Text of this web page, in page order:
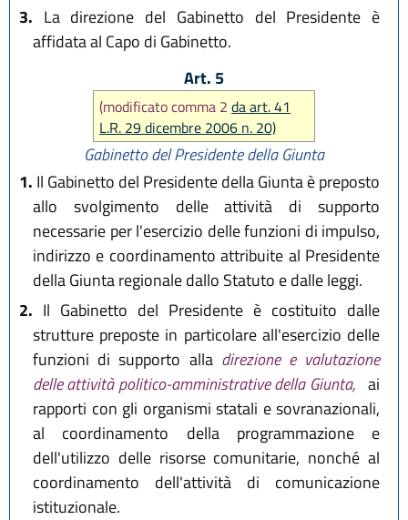
3. La direzione del Gabinetto del Presidente è
affidata al Capo di Gabinetto.
Art. 5
(modificato comma 2da art. 41
L.R. 29 dicembre 2006 n. 20)
Gabinetto del Presidente della Giunta
1. Il Gabinetto del Presidente della Giunta è preposto
allo svolgimento delle attività di supporto
necessarie per l'esercizio delle funzioni di impulso,
indirizzo e coordinamento attribuite al Presidente
della Giunta regionale dallo Statuto e dalle leggi.
2. Il Gabinetto del Presidente è costituito dalle
strutture preposte in particolare all'esercizio delle
funzioni di supporto alla direzione e valutazione
delle attività politico-amministrative della Giunta, ai
rapporti con gli organismi statali e sovranazionali,
al coordinamento della programmazione e
dell'utilizzo delle risorse comunitarie, nonché al
coordinamento dell'attività di comunicazione
istituzionale.